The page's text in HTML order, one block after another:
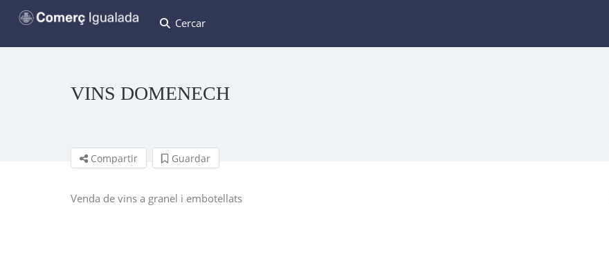
Cercar
VINS DOMENECH
Compartir Guardar
Venda de vins a granel i embotellats